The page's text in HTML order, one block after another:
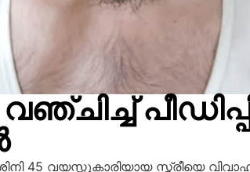
45 വയസ്സുകാരിയായ സ്ത്രീയെ